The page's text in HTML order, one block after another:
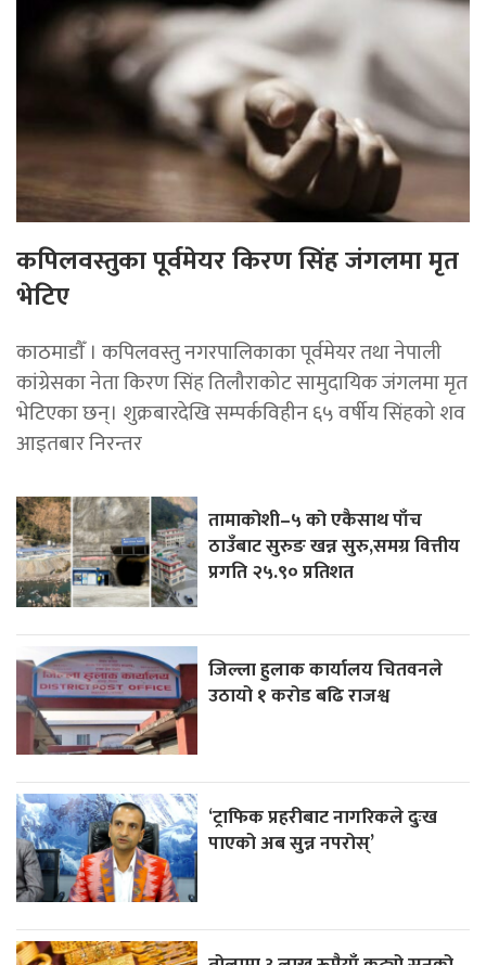
कपिलवस्तुका पूर्वमेयर किरण सिंह जंगलमा मृत
भेटिए
काठमाडाैँ । कपिलवस्तु नगरपालिकाका पूर्वमेयर तथा नेपाली
कांग्रेसका नेता किरण सिंह तिलौराकोट सामुदायिक जंगलमा मृत
भेटिएका छन्। शुक्रबारदेखि सम्पर्कविहीन ६५ वर्षीय सिंहको शव
आइतबार निरन्तर
तामाकोशी–५ को एकैसाथ पाँच
ठाउँबाट सुरुङ खन्न सुरु,समग्र वित्तीय
प्रगति २५.९० प्रतिशत
जिल्ला हुलाक कार्यालय चितवनले
उठायो १ करोड बढि राजश्व
‘ट्राफिक प्रहरीबाट नागरिकले दुःख
पाएको अब सुन्न नपरोस्’